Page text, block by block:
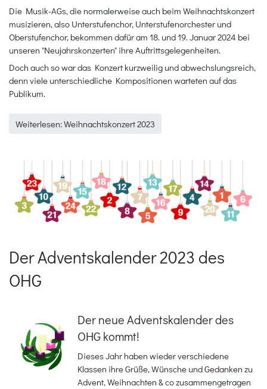
Die Musik-AGs, die normalerweise auch beim Weihnachtskonzert
musizieren, also Unterstufenchor, Unterstufenorchester und
Oberstufenchor, bekommen dafür am 18. und 19. Januar 2024 bei
unseren "Neujahrskonzerten" ihre Auftrittsgelegenheiten.
Doch auch so war das Konzert kurzweilig und abwechslungsreich,
denn viele unterschiedliche Kompositionen warteten auf das
Publikum.
Weiterlesen: Weihnachtskonzert 2023
Der Adventskalender 2023 des
OHG
Der neue Adventskalender des
OHG kommt!
Dieses Jahr haben wieder verschiedene
Klassen ihre Grüße, Wünsche und Gedanken zu
Advent, Weihnachten & co zusammengetragen